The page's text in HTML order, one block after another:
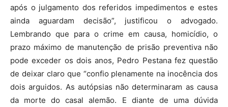
após o julgamento dos referidos impedimentos e estes
ainda aguardam decisão”, justificou o advogado.
Lembrando que para o crime em causa, homicídio, o
prazo máximo de manutenção de prisão preventiva não
pode exceder os dois anos, Pedro Pestana fez questão
de deixar claro que “confio plenamente na inocência dos
dois arguidos. As autópsias não determinaram as causa
da morte do casal alemão. E diante de uma dúvida